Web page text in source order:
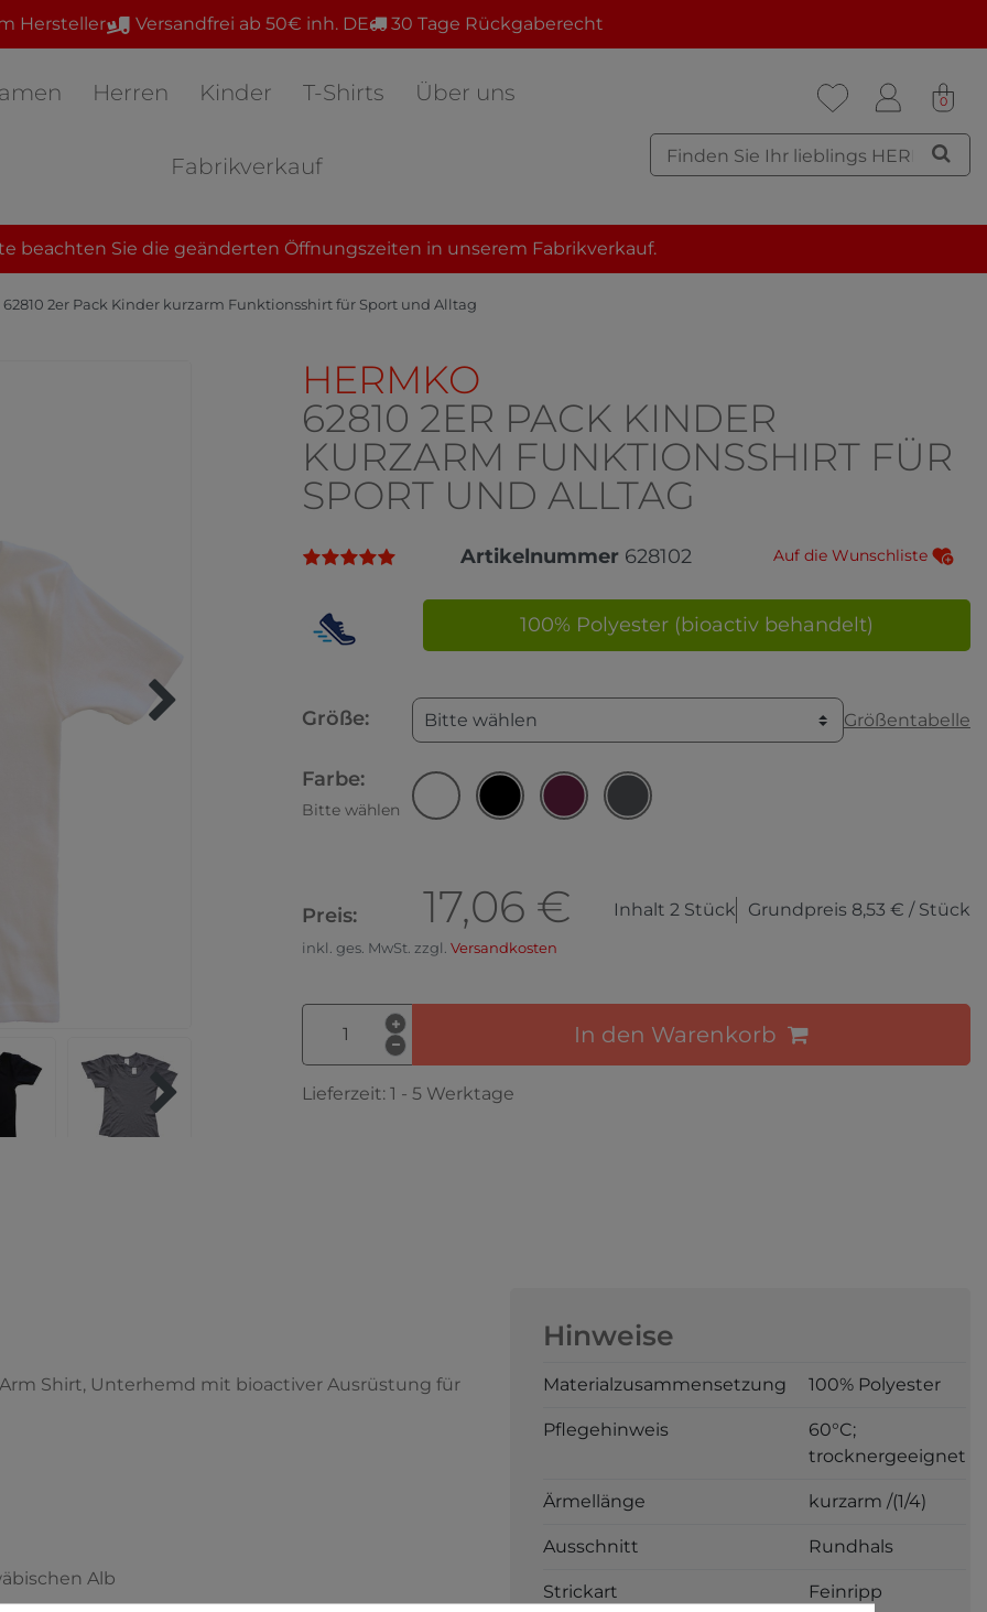
Hersteller Versandfrei ab 50€ inh. DE 30 Tage Rückgaberecht
Herren Kinder T-Shirts Über uns
Fabrikverkauf
0
beachten Sie die geänderten Öffnungszeiten in unserem Fabrikverkauf.
62810 2er Pack Kinder kurzarm Funktionsshirt für Sport und Alltag
HERMKO
62810 2ER PACK KINDER
KURZARM FUNKTIONSSHIRT FÜR
SPORT UND ALLTAG
Artikelnummer 628102 Auf die Wunschliste
100% Polyester (bioactiv behandelt)
Größe: Bitte wählen Größentabelle
Farbe:
Bitte wählen
Preis: 17,06 € Inhalt 2 Stück Grundpreis 8,53 € / Stück
inkl. ges. MwSt. zzgl. Versandkosten
In den Warenkorb
Lieferzeit: 1 - 5 Werktage
Arm Shirt, Unterhemd mit bioactiver Ausrüstung für
Alb
Hinweise
Materialzusammensetzung 100% Polyester
Pflegehinweis
60°C;
trocknergeeignet
Ärmellänge kurzarm /(1/4)
Ausschnitt Rundhals
Strickart Feinripp